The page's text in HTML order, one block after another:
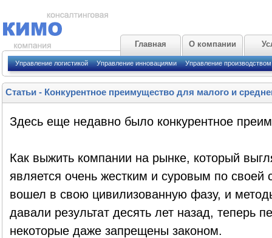
Главная О компании
Управление логистикой Управление инновациями Управление производством
Статьи- Конкурентное преимущество для малого и
Здесь еще недавно было конкурентное
Как выжить компании на рынке, который
является очень жестким и суровым по своей
вошел в свою цивилизованную фазу, и
давали результат десять лет назад, теперь
некоторые даже запрещены законом.